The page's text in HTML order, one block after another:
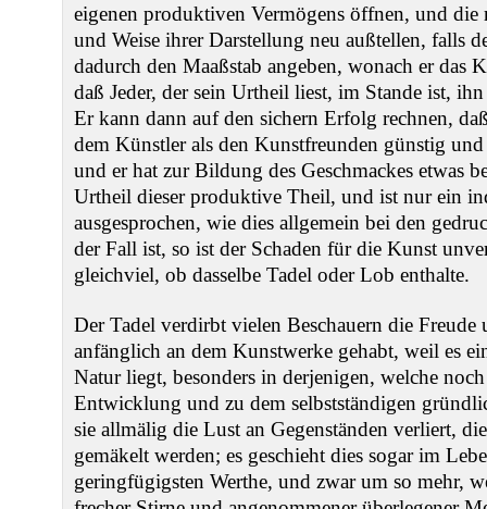
eigenen produktiven Vermögens öffnen, und
und Weise ihrer Darstellung neu außtellen, falls
dadurch den Maaßstab angeben, wonach er das
daß Jeder, der sein Urtheil liest, im Stande ist,
Er kann dann auf den sichern Erfolg rechnen,
dem Künstler als den Kunstfreunden günstig
und er hat zur Bildung des Geschmackes etwas
Urtheil dieser produktive Theil, und ist nur ein
ausgesprochen, wie dies allgemein bei den
der Fall ist, so ist der Schaden für die Kunst
gleichviel, ob dasselbe Tadel oder Lob enthalte.
Der Tadel verdirbt vielen Beschauern die Freude
anfänglich an dem Kunstwerke gehabt, weil es
Natur liegt, besonders in derjenigen, welche
Entwicklung und zu dem selbstständigen
sie allmälig die Lust an Gegenständen verliert,
gemäkelt werden; es geschieht dies sogar im
geringfügigsten Werthe, und zwar um so mehr,